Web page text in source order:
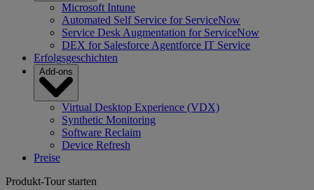
Microsoft Intune
Automated Self Service for ServiceNow
Service Desk Augmentation for ServiceNow
DEX for Salesforce Agentforce IT Service
Erfolgsgeschichten
Add-ons
Virtual Desktop Experience (VDX)
Synthetic Monitoring
Software Reclaim
Device Refresh
Preise
Produkt-Tour starten